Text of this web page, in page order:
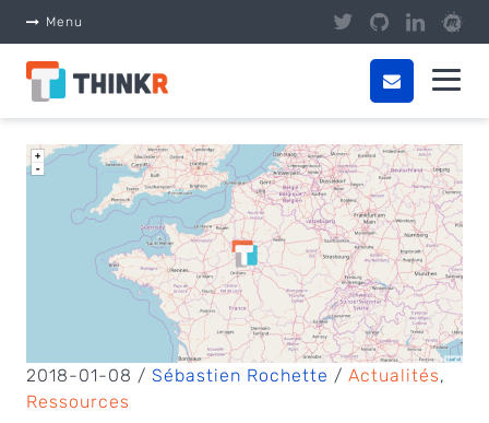
Menu
2018-01-08 / Sébastien Rochette / Actualités,
Ressources
Panneau de gestion des cookies